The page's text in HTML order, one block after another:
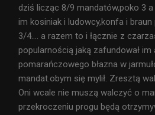
dziś licząc 8/9 mandatów,poko 3
im kosiniak i ludowcy,konfa i
3/4…. a razem to i łącznie z
popularnością jaką zafundował im
pomarańczowego błazna w
mandat.obym się mylił. Zresztą
Oni wcale nie muszą walczyć o
przekroczeniu progu będą